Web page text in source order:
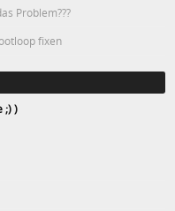
Problem???
fixen
;) )